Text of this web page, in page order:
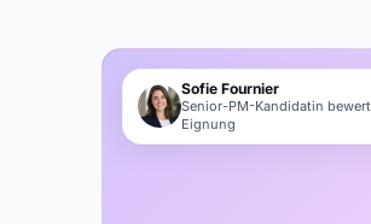
Sofie Fournier
Senior-PM-Kandidatin
Eignung